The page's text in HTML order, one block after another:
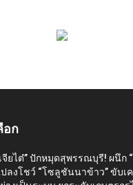
อก
จียไต๋” ปักหมุดสุพรรณบุรี! ผนึก
ลงโชว์ “โซลูชันนาข้าว” ขับเ